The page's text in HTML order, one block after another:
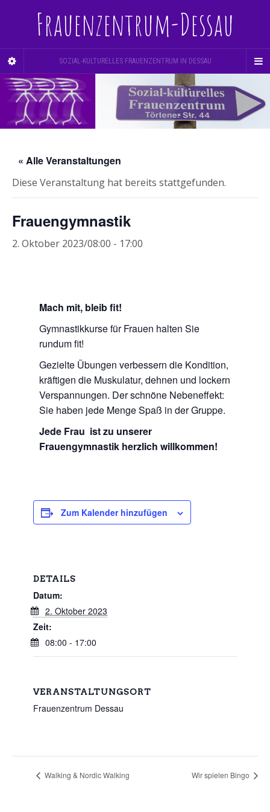
Frauenzentrum-Dessau
SOZIAL-KULTURELLES FRAUENZENTRUM IN DESSAU
« Alle Veranstaltungen
Diese Veranstaltung hat bereits stattgefunden.
Frauengymnastik
2. Oktober 2023/08:00 - 17:00
Mach mit, bleib fit!
Gymnastikkurse für Frauen halten Sie
rundum fit!
Gezielte Übungen verbessern die Kondition,
kräftigen die Muskulatur, dehnen und lockern
Verspannungen. Der schnöne Nebeneffekt:
Sie haben jede Menge Spaß in der Gruppe.
Jede Frau ist zu unserer
Frauengymnastik herzlich willkommen!
Zum Kalender hinzufügen
DETAILS
Datum:
2. Oktober 2023
Zeit:
08:00 - 17:00
VERANSTALTUNGSORT
Frauenzentrum Dessau
Walking & Nordic Walking Wir spielen Bingo